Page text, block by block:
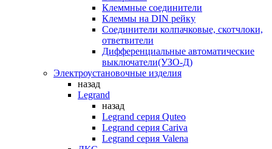
Клеммные соединители
Клеммы на DIN рейку
Соединители колпачковые, скотчлоки,
ответвители
Дифференциальные автоматические
выключатели(УЗО-Д)
Электроустановочные изделия
назад
Legrand
назад
Legrand серия Quteo
Legrand серия Cariva
Legrand серия Valena